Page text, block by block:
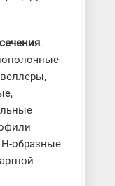
.
образные